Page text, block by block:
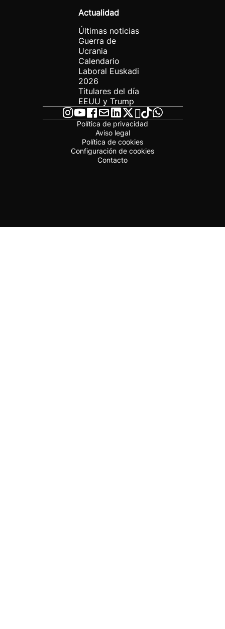
Actualidad
Últimas noticias
Guerra de
Ucrania
Calendario
Laboral Euskadi
2026
Titulares del día
EEUU y Trump
Política de privacidad
Aviso legal
Política de cookies
Configuración de cookies
Contacto